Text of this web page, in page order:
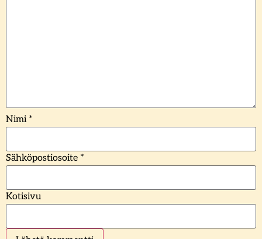
Nimi *
Sähköpostiosoite *
Kotisivu